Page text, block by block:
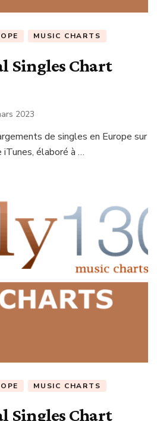
MUSIC CHARTS
Singles Chart
2023
de singles en Europe sur
élaboré à …
MUSIC CHARTS
Singles Chart